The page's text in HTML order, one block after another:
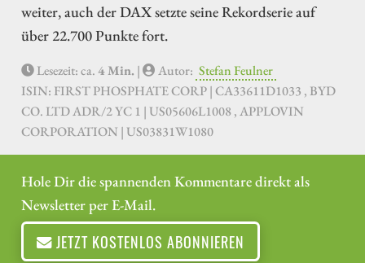
weiter, auch der DAX setzte seine Rekordserie auf
über 22.700 Punkte fort.
Lesezeit: ca.4 Min. | Autor: Stefan Feulner
ISIN: FIRST PHOSPHATE CORP | CA33611D1033 , BYD
CO. LTD ADR/2 YC 1 | US05606L1008 , APPLOVIN
CORPORATION | US03831W1080
Hole Dir die spannenden Kommentare direkt als
Newsletter per E-Mail.
JETZT KOSTENLOS ABONNIEREN